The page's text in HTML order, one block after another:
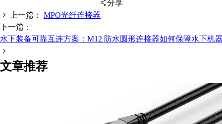
分享
上一篇： MPO光纤连接器
下一篇：
水下装备可靠互连方案：M12 防水圆形连接器如何保障水下机
文章推荐